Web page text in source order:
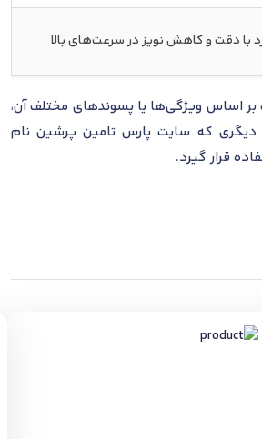
با دقت و کاهش نویز در سرعت‌های بالا
اساس ویژگی‌ها یا پسوندهای مختلف آن،
دیگری که سایت پارس تامین پرشین نام
قرار گیرد.